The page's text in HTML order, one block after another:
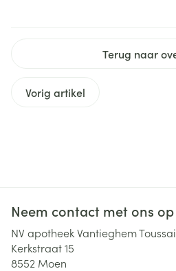
Terug naar
Vorig artikel
Neem contact met ons op
NV apotheek Vantieghem
Kerkstraat 15
8552 Moen